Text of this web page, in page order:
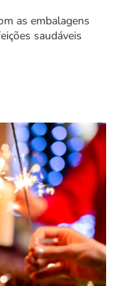
as embalagens
saudáveis